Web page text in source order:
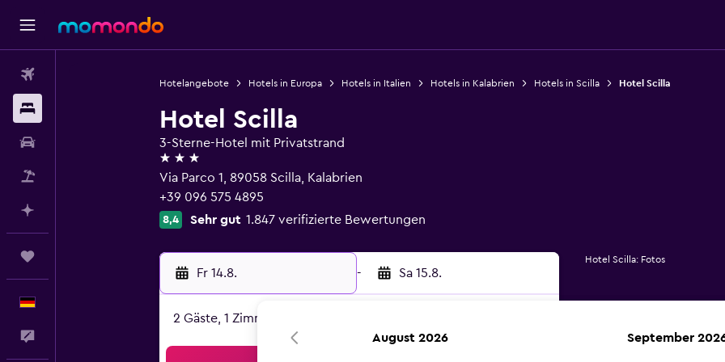
Hotelangebote Hotels in Europa Hotels in Italien Hotels in Kalabrien Hotels in Scilla Hotel Scilla
Hotel Scilla
3-Sterne-Hotel mit Privatstrand
3 Sterne
Via Parco 1, 89058 Scilla, Kalabrien
+39 096 575 4895
8,4 Sehr gut 1.847 verifizierte Bewertungen
Fr 14.8. - Sa 15.8.
2 Gäste, 1 Zimmer
Hotel Scilla: Fotos
August 2026 September